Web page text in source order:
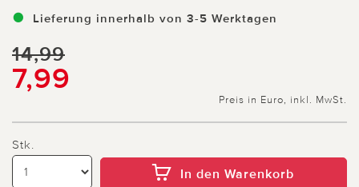
Lieferung innerhalb von 3-5 Werktagen
14,99
7,99
Preis in Euro, inkl. MwSt.
Stk.
In den Warenkorb